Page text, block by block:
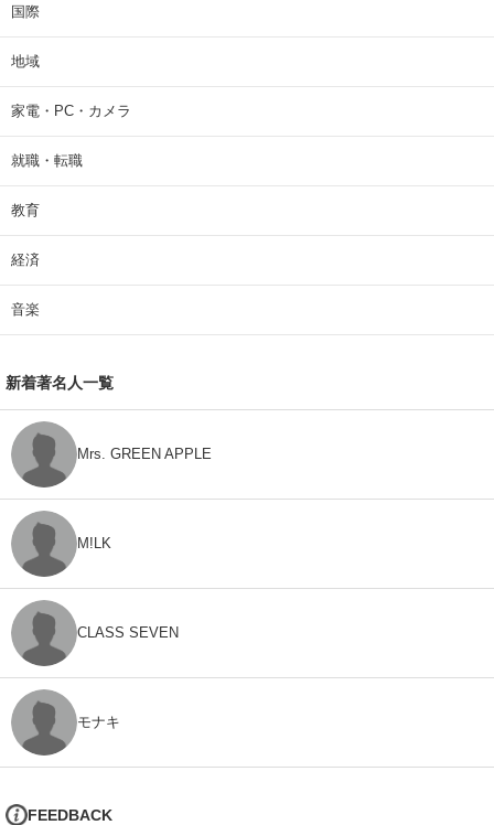
国際
地域
家電・PC・カメラ
就職・転職
教育
経済
音楽
新着著名人一覧
Mrs. GREEN APPLE
M!LK
CLASS SEVEN
モナキ
FEEDBACK